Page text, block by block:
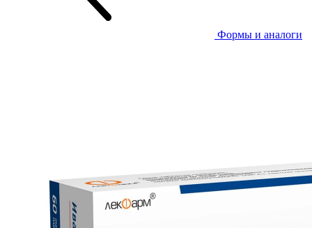
Формы и аналоги